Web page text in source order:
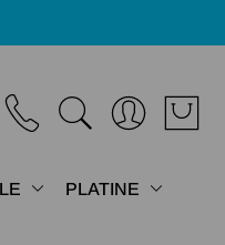
PLATINE